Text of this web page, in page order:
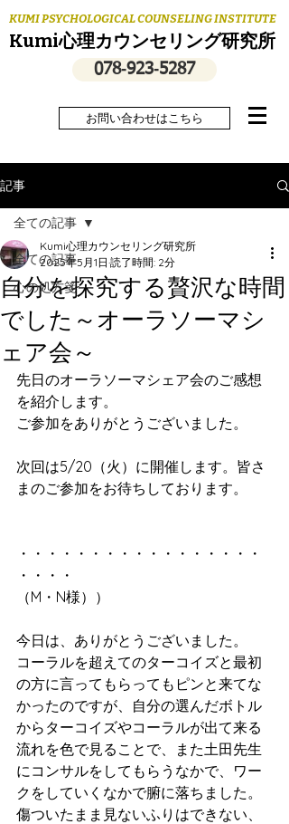
KUMI PSYCHOLOGICAL COUNSELING INSTITUTE
Kumi心理カウンセリング研究所
078‐923‐5287
お問い合わせはこちら
記事
全ての記事
心の処方箋
全ての記事
自分を探究する贅沢な時間
でした～オーラソーマシ
ェア会～
Kumi心理カウンセリング研究所
2025年5月1日 読了時間: 2分
先日のオーラソーマシェア会のご感想
を紹介します。
ご参加をありがとうございました。
次回は5/20（火）に開催します。皆さ
まのご参加をお待ちしております。
・・・・・・・・・・・・・・・・・
・・・・
（M・N様））
今日は、ありがとうございました。
コーラルを超えてのターコイズと最初
の方に言ってもらってもピンと来てな
かったのですが、自分の選んだボトル
からターコイズやコーラルが出て来る
流れを色で見ることで、また土田先生
にコンサルをしてもらうなかで、ワー
クをしていくなかで腑に落ちました。
傷ついたまま見ないふりはできない、